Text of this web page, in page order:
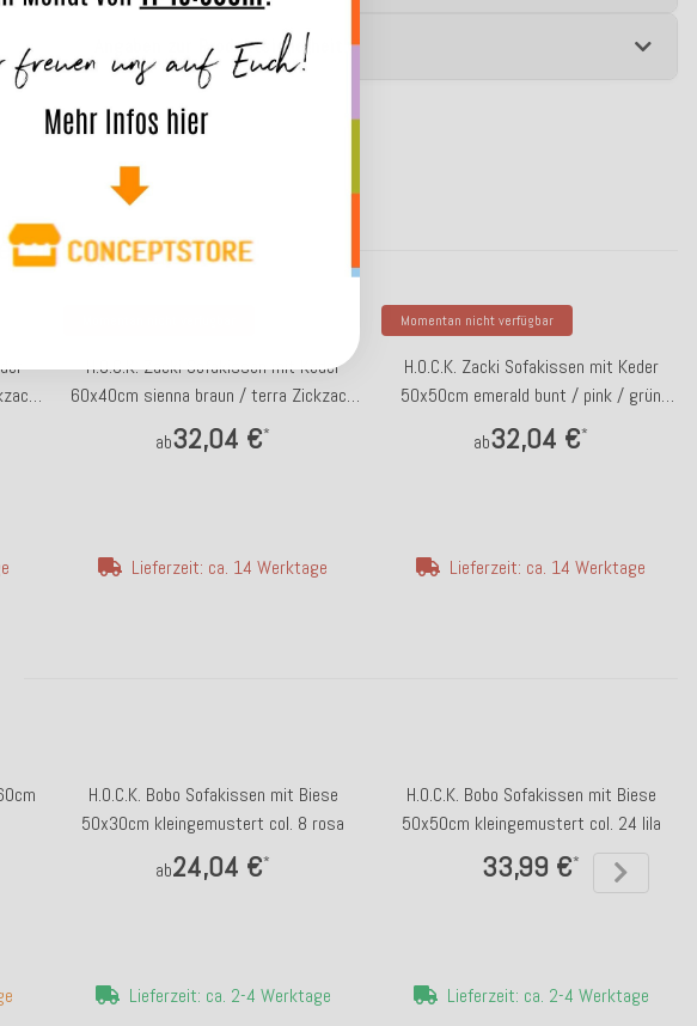
Angaben zur Produktsicherheit
Zacki
H.O.C.K. Zacki Sofakissen mit Keder
60x40cm sienna braun / terra Zickzack
col. 8017
ab32,04 €*
Lieferzeit: ca. 14 Werktage
Momentan nicht verfügbar
H.O.C.K. Zacki Sofakissen mit Keder
50x50cm emerald bunt / pink / grün
Zickzack col. 6027
ab32,04 €*
Lieferzeit: ca. 14 Werktage
H.O.C.K. Bobo Sofakissen mit Biese
50x30cm kleingemustert col. 8 rosa
ab24,04 €*
Lieferzeit: ca. 2-4 Werktage
H.O.C.K. Bobo Sofakissen mit Biese
50x50cm kleingemustert col. 24 lila
33,99 €*
Lieferzeit: ca. 2-4 Werktage